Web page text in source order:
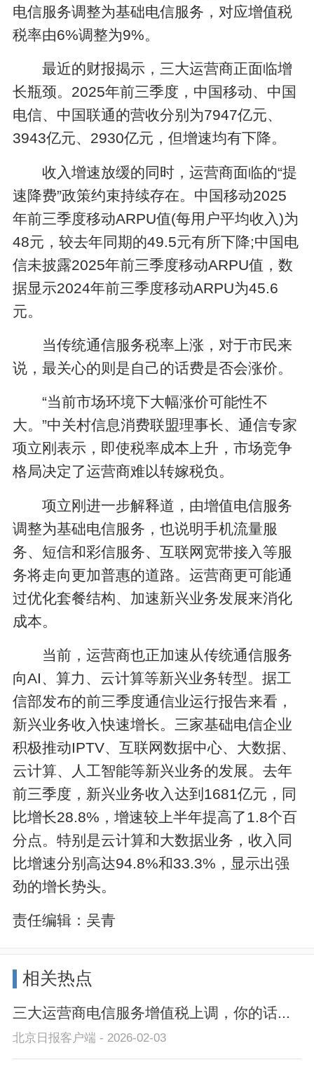
电信服务调整为基础电信服务，对应增值税
税率由6%调整为9%。
最近的财报揭示，三大运营商正面临增
长瓶颈。2025年前三季度，中国移动、中国
电信、中国联通的营收分别为7947亿元、
3943亿元、2930亿元，但增速均有下降。
收入增速放缓的同时，运营商面临的“提
速降费”政策约束持续存在。中国移动2025
年前三季度移动ARPU值(每用户平均收入)为
48元，较去年同期的49.5元有所下降;中国电
信未披露2025年前三季度移动ARPU值，数
据显示2024年前三季度移动ARPU为45.6
元。
当传统通信服务税率上涨，对于市民来
说，最关心的则是自己的话费是否会涨价。
“当前市场环境下大幅涨价可能性不
大。”中关村信息消费联盟理事长、通信专家
项立刚表示，即使税率成本上升，市场竞争
格局决定了运营商难以转嫁税负。
项立刚进一步解释道，由增值电信服务
调整为基础电信服务，也说明手机流量服
务、短信和彩信服务、互联网宽带接入等服
务将走向更加普惠的道路。运营商更可能通
过优化套餐结构、加速新兴业务发展来消化
成本。
当前，运营商也正加速从传统通信服务
向AI、算力、云计算等新兴业务转型。据工
信部发布的前三季度通信业运行报告来看，
新兴业务收入快速增长。三家基础电信企业
积极推动IPTV、互联网数据中心、大数据、
云计算、人工智能等新兴业务的发展。去年
前三季度，新兴业务收入达到1681亿元，同
比增长28.8%，增速较上半年提高了1.8个百
分点。特别是云计算和大数据业务，收入同
比增速分别高达94.8%和33.3%，显示出强
劲的增长势头。
责任编辑： 吴青
相关热点
三大运营商电信服务增值税上调，你的话...
北京日报客户端 - 2026-02-03